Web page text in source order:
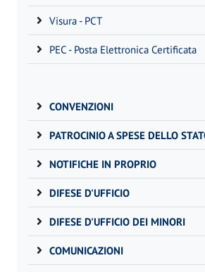
Visura - PCT
PEC - Posta Elettronica Certificata
CONVENZIONI
PATROCINIO A SPESE DELLO
NOTIFICHE IN PROPRIO
DIFESE D'UFFICIO
DIFESE D'UFFICIO DEI MINORI
COMUNICAZIONI